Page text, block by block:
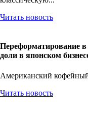
Читать новость
Переформатирование
доли в японском
Американский
Читать новость